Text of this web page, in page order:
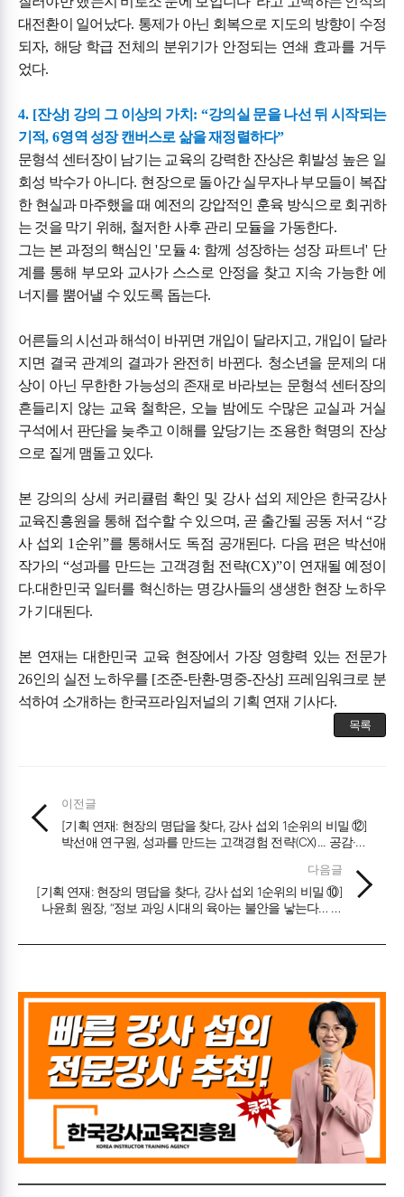
대전환이 일어났다. 통제가 아닌 회복으로 지도의 방향이 수정
되자, 해당 학급 전체의 분위기가 안정되는 연쇄 효과를 거두
었다.
4. [잔상] 강의 그 이상의 가치 : “강의실 문을 나선 뒤 시작되는
기적, 6영역 성장 캔버스로 삶을 재정렬하다”
문형석 센터장이 남기는 교육의 강력한 잔상은 휘발성 높은 일
회성 박수가 아니다. 현장으로 돌아간 실무자나 부모들이 복잡
한 현실과 마주했을 때 예전의 강압적인 훈육 방식으로 회귀하
는 것을 막기 위해, 철저한 사후 관리 모듈을 가동한다.
그는 본 과정의 핵심인'모듈 4: 함께 성장하는 성장 파트너' 단
계를 통해 부모와 교사가 스스로 안정을 찾고 지속 가능한 에
너지를 뿜어낼 수 있도록 돕는다.
어른들의 시선과 해석이 바뀌면 개입이 달라지고, 개입이 달라
지면 결국 관계의 결과가 완전히 바뀐다. 청소년을 문제의 대
상이 아닌 무한한 가능성의 존재로 바라보는 문형석 센터장의
흔들리지 않는 교육 철학은, 오늘 밤에도 수많은 교실과 거실
구석에서 판단을 늦추고 이해를 앞당기는 조용한 혁명의 잔상
으로 짙게 맴돌고 있다.
본 강의의 상세 커리큘럼 확인 및 강사 섭외 제안은 한국강사
교육진흥원을 통해 접수할 수 있으며, 곧 출간될 공동 저서 “강
사 섭외 1 순위 ”를 통해서도 독점 공개된다. 다음 편은 박선애
작가의“성과를 만드는 고객경험 전략(CX)”이 연재될 예정이
다.대한민국 일터를 혁신하는 명강사들의 생생한 현장 노하우
가 기대된다.
본 연재는 대한민국 교육 현장에서 가장 영향력 있는 전문가
26인의 실전 노하우를 [조준-탄환-명중-잔상] 프레임워크로 분
석하여 소개하는 한국프라임저널의 기획 연재 기사다.
목록
이전글
[기획 연재: 현장의 명답을 찾다, 강사 섭외 1순위의 비밀 ⑫]
박선애 연구원, 성과를 만드는 고객경험 전략(CX)... 공감·전
다음글
[기획 연재: 현장의 명답을 찾다, 강사 섭외 1순위의 비밀 ⑩]
나윤희 원장, “정보 과잉 시대의 육아는 불안을 낳는다… 일
라”